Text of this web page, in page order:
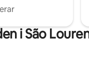
i São